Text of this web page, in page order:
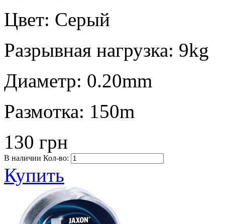
Цвет: Серый
Разрывная нагрузка: 9kg
Диаметр: 0.20mm
Размотка: 150m
130 грн
В наличии Кол-во:
Купить